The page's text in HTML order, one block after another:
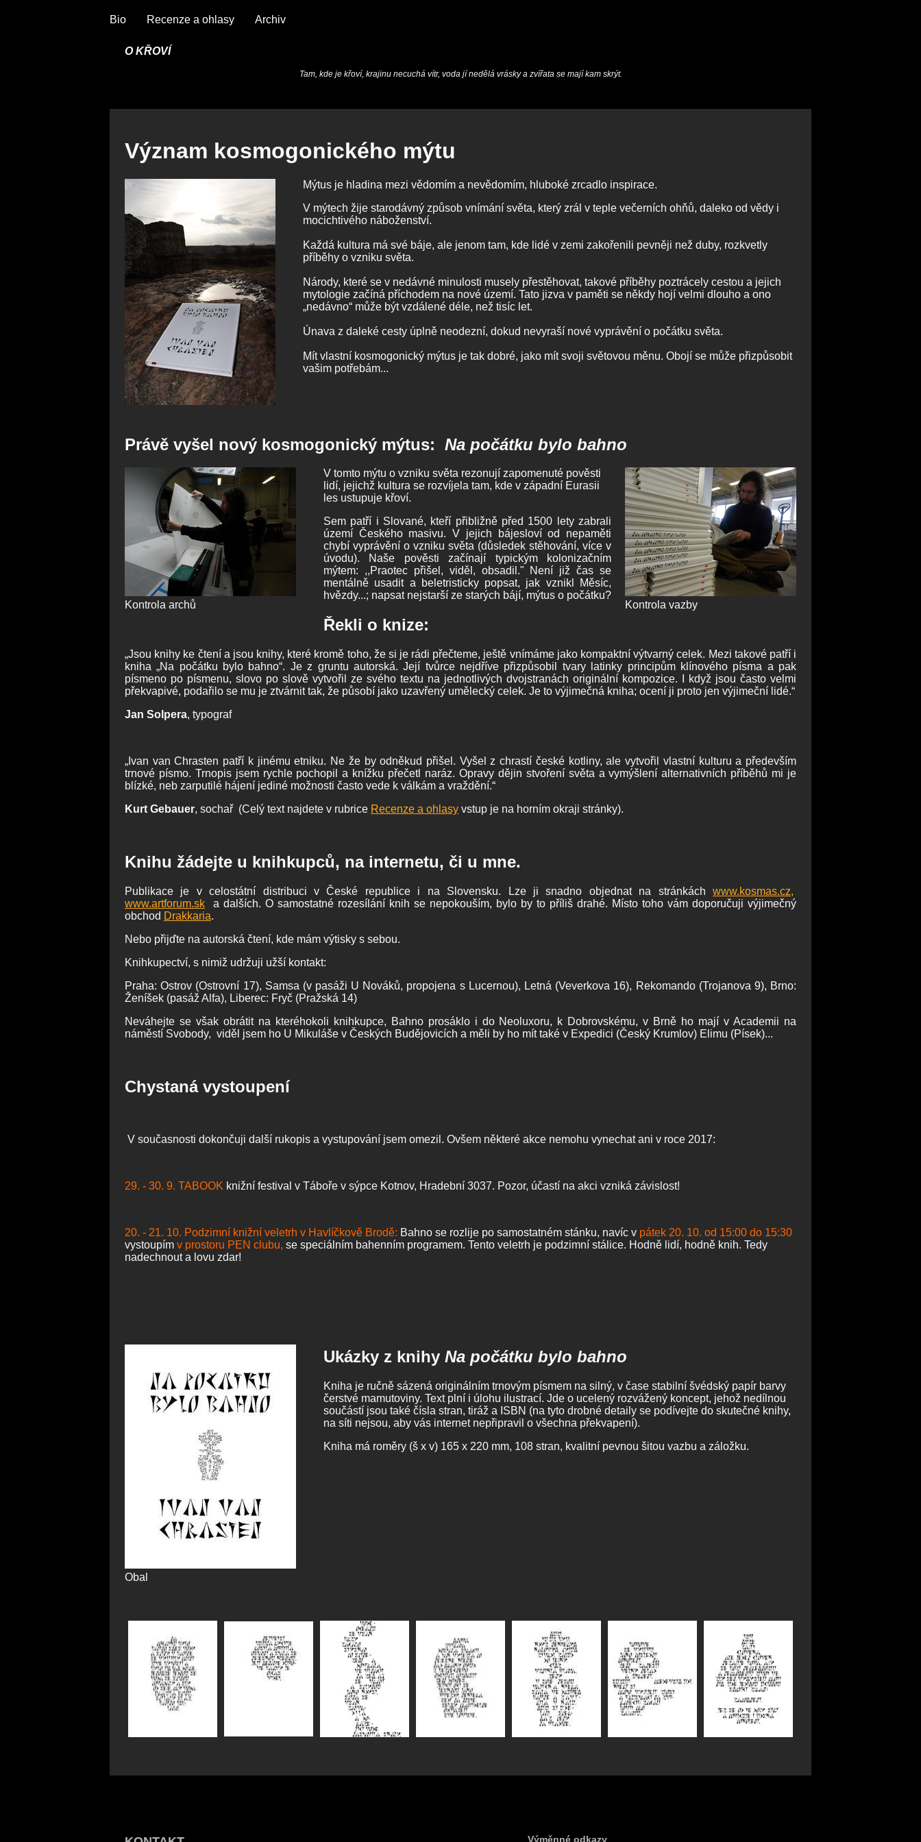
O KŘOVÍ
Tam, kde je křoví, krajinu necuchá vítr, voda jí nedělá vrásky a zvířata se mají kam skrýt.
Význam kosmogonického mýtu
Mýtus je hladina mezi vědomím a nevědomím, hluboké zrcadlo inspirace.
V mýtech žije starodávný způsob vnímání světa, který zrál v teple večerních ohňů, daleko od vědy i
mocichtivého náboženství.
Každá kultura má své báje, ale jenom tam, kde lidé v zemi zakořenili pevněji než duby, rozkvetly
příběhy o vzniku světa.
Národy, které se v nedávné minulosti musely přestěhovat, takové příběhy poztrácely cestou a jejich
mytologie začíná příchodem na nové území. Tato jizva v paměti se někdy hojí velmi dlouho a ono
„nedávno“ může být vzdálené déle, než tisíc let.
Únava z daleké cesty úplně neodezní, dokud nevyraší nové vyprávění o počátku světa.
Mít vlastní kosmogonický mýtus je tak dobré, jako mít svoji světovou měnu. Obojí se může přizpůsobit
vašim potřebám...
Právě vyšel nový kosmogonický mýtus: Na počátku bylo bahno
Kontrola archů Kontrola vazby
V tomto mýtu o vzniku světa rezonují zapomenuté pověsti
lidí, jejichž kultura se rozvíjela tam, kde v západní Eurasii
les ustupuje křoví.
Sem patří i Slované, kteří přibližně před 1500 lety zabrali
území Českého masivu. V jejich bájesloví od nepaměti
chybí vyprávění o vzniku světa (důsledek stěhování, více v
úvodu). Naše pověsti začínají typickým kolonizačním
mýtem: ,,Praotec přišel, viděl, obsadil." Není již čas se
mentálně usadit a beletristicky popsat, jak vznikl Měsíc,
hvězdy...; napsat nejstarší ze starých bájí, mýtus o počátku?
Řekli o knize:
„Jsou knihy ke čtení a jsou knihy, které kromě toho, že si je rádi přečteme, ještě vnímáme jako kompaktní výtvarný celek. Mezi takové patří i
kniha „Na počátku bylo bahno“. Je z gruntu autorská. Její tvůrce nejdříve přizpůsobil tvary latinky principům klínového písma a pak
písmeno po písmenu, slovo po slově vytvořil ze svého textu na jednotlivých dvojstranách originální kompozice. I když jsou často velmi
překvapivé, podařilo se mu je ztvárnit tak, že působí jako uzavřený umělecký celek. Je to výjimečná kniha; ocení ji proto jen výjimeční lidé.“
Jan Solpera, typograf
„Ivan van Chrasten patří k jinému etniku. Ne že by odněkud přišel. Vyšel z chrastí české kotliny, ale vytvořil vlastní kulturu a především
trnové písmo. Trnopis jsem rychle pochopil a knížku přečetl naráz. Opravy dějin stvoření světa a vymýšlení alternativních příběhů mi je
blízké, neb zarputilé hájení jediné možnosti často vede k válkám a vraždění.“
Kurt Gebauer, sochař (Celý text najdete v rubrice Recenze a ohlasy vstup je na horním okraji stránky).
Knihu žádejte u knihkupců, na internetu, či u mne.
Publikace je v celostátní distribuci v České republice i na Slovensku. Lze ji snadno objednat na stránkách www.kosmas.cz,
www.artforum.sk a dalších. O samostatné rozesílání knih se nepokouším, bylo by to příliš drahé. Místo toho vám doporučuji výjimečný
obchod Drakkaria.
Nebo přijďte na autorská čtení, kde mám výtisky s sebou.
Knihkupectví, s nimiž udržuji užší kontakt:
Praha: Ostrov (Ostrovní 17), Samsa (v pasáži U Nováků, propojena s Lucernou), Letná (Veverkova 16), Rekomando (Trojanova 9), Brno:
Ženíšek (pasáž Alfa), Liberec: Fryč (Pražská 14)
Neváhejte se však obrátit na kteréhokoli knihkupce, Bahno prosáklo i do Neoluxoru, k Dobrovskému, v Brně ho mají v Academii na
náměstí Svobody, viděl jsem ho U Mikuláše v Českých Budějovicích a měli by ho mít také v Expedici (Český Krumlov) Elimu (Písek)...
Chystaná vystoupení
V současnosti dokončuji další rukopis a vystupování jsem omezil. Ovšem některé akce nemohu vynechat ani v roce 2017:
29. - 30. 9. TABOOK knižní festival v Táboře v sýpce Kotnov, Hradební 3037. Pozor, účastí na akci vzniká závislost!
20. - 21. 10. Podzimní knižní veletrh v Havlíčkově Brodě: Bahno se rozlije po samostatném stánku, navíc v pátek 20. 10. od 15:00 do 15:30
vystoupím v prostoru PEN clubu, se speciálním bahenním programem. Tento veletrh je podzimní stálice. Hodně lidí, hodně knih. Tedy
nadechnout a lovu zdar!
Obal
Ukázky z knihy Na počátku bylo bahno
Kniha je ručně sázená originálním trnovým písmem na silný, v čase stabilní švédský papír barvy
čerstvé mamutoviny. Text plní i úlohu ilustrací. Jde o ucelený rozvážený koncept, jehož nedílnou
součástí jsou také čísla stran, tiráž a ISBN (na tyto drobné detaily se podívejte do skutečné knihy,
na síti nejsou, aby vás internet nepřipravil o všechna překvapení).
Kniha má roměry (š x v) 165 x 220 mm, 108 stran, kvalitní pevnou šitou vazbu a záložku.
Výměnné odkazy
Bio Recenze a ohlasy Archiv